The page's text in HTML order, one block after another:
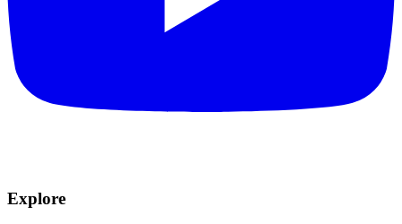
Explore